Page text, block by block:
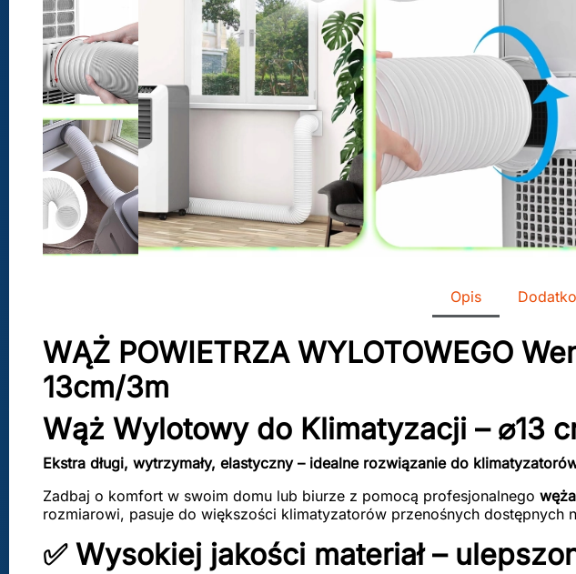
Opis
WĄŻ POWIETRZA WYLOTOWEGO
13cm/3m
Wąż Wylotowy do Klimatyzacji – ⌀13
Ekstra długi, wytrzymały, elastyczny – idealne rozwiązanie do
Zadbaj o komfort w swoim domu lub biurze z pomocą profesjonalnego
rozmiarowi, pasuje do większości klimatyzatorów przenośnych dostępnych
✅ Wysokiej jakości materiał –